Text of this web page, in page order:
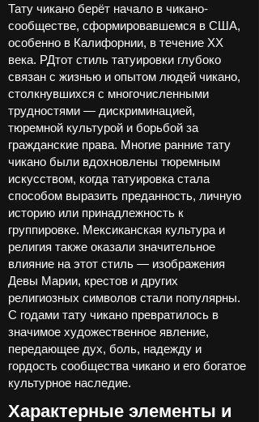
Тату чикано берёт начало в чикано-
сообществе, сформировавшемся в США,
особенно в Калифорнии, в течение XX
века. РДтот стиль татуировки глубоко
связан с жизнью и опытом людей чикано,
столкнувшихся с многочисленными
трудностями — дискриминацией,
тюремной культурой и борьбой за
гражданские права. Многие ранние тату
чикано были вдохновлены тюремным
искусством, когда татуировка стала
способом выразить преданность, личную
историю или принадлежность к
группировке. Мексиканская культура и
религия также оказали значительное
влияние на этот стиль — изображения
Девы Марии, крестов и других
религиозных символов стали популярны.
С годами тату чикано превратилось в
значимое художественное явление,
передающее дух, боль, надежду и
гордость сообщества чикано и его богатое
культурное наследие.
Характерные элементы и